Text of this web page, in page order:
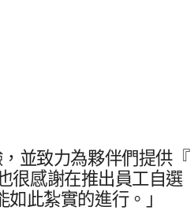
並​致力​為​夥伴們​提供​『​
很​感謝​在​推出​員工​自選​
此​紮實​的​進行。​」